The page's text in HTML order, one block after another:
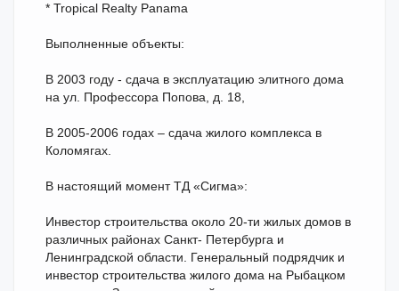
* Tropical Realty Panama
Выполненные объекты:
В 2003 году - сдача в эксплуатацию элитного дома
на ул. Профессора Попова, д. 18,
В 2005-2006 годах – сдача жилого комплекса в
Коломягах.
В настоящий момент ТД «Сигма»:
Инвестор строительства около 20-ти жилых домов в
различных районах Санкт- Петербурга и
Ленинградской области. Генеральный подрядчик и
инвестор строительства жилого дома на Рыбацком